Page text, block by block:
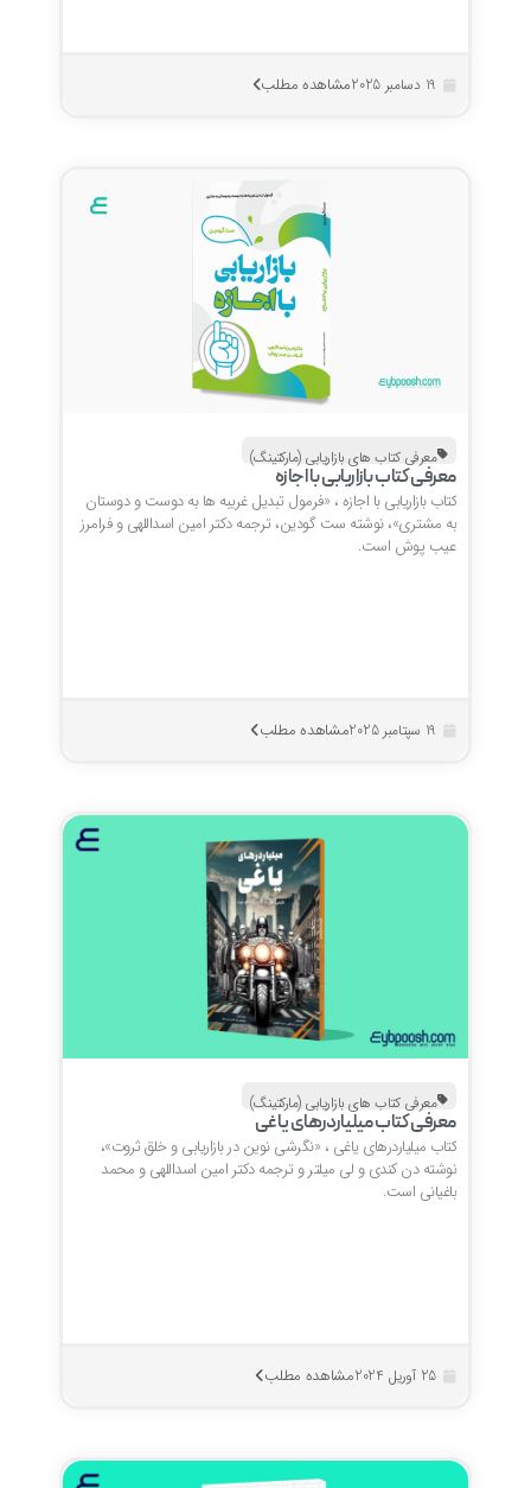
مشاهده مطلب
معرفی کتاب های بازاریابی (مارکتینگ)
معرفی کتاب بازاریابی با اجازه
کتاب بازاریابی با اجازه ، «فرمول تبدیل غریبه ها به دوست و دوستان
به مشتری»، نوشته ست گودین، ترجمه دکتر امین اسداللهی و فرامرز
عیب پوش است.
مشاهده مطلب
معرفی کتاب های بازاریابی (مارکتینگ)
معرفی کتاب میلیاردرهای یاغی
کتاب میلیاردرهای یاغی ، «نگرشی نوین در بازاریابی و خلق ثروت»،
نوشته دن کندی و لی میلتر و ترجمه دکتر امین اسداللهی و محمد
باغیانی است.
25 آوریل 2024 مشاهده مطلب